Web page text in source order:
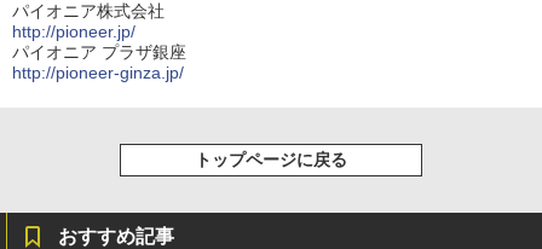
パイオニア株式会社
http://pioneer.jp/
パイオニア プラザ銀座
http://pioneer-ginza.jp/
トップページに戻る
おすすめ記事